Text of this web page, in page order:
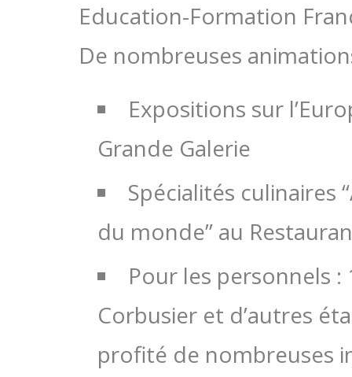
Education-Formation
De nombreuses
Expositions sur
Grande Galerie
Spécialités culinaires
du monde” au
Pour les personnels :
Corbusier et d’autres
profité de nombreuses